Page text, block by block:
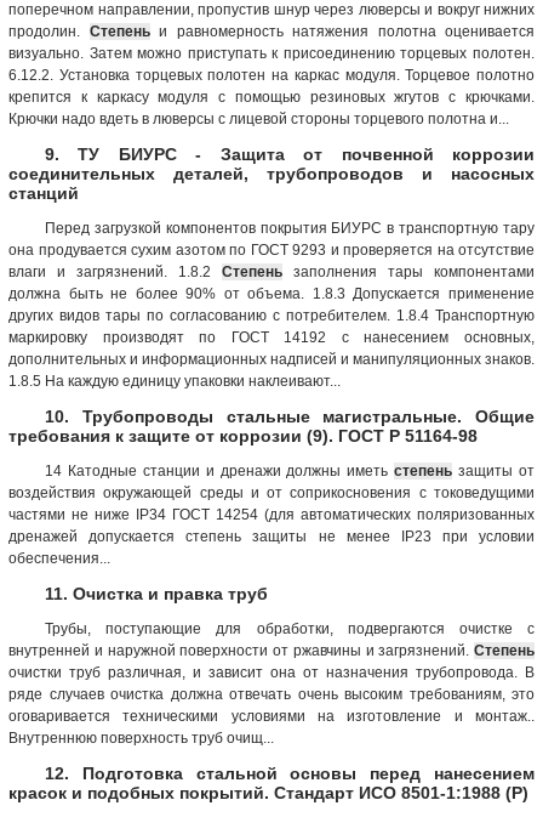
поперечном направлении, пропустив шнур через люверсы и вокруг нижних
продолин. Степеньи равномерность натяжения полотна оценивается
визуально. Затем можно приступать к присоединению торцевых полотен.
6.12.2. Установка торцевых полотен на каркас модуля. Торцевое полотно
крепится к каркасу модуля с помощью резиновых жгутов с крючками.
Крючки надо вдеть в люверсы с лицевой стороны торцевого полотна и...
9. ТУ БИУРС - Защита от почвенной коррозии
соединительных деталей, трубопроводов и насосных
станций
Перед загрузкой компонентов покрытия БИУРС в транспортную тару
она продувается сухим азотом по ГОСТ 9293 и проверяется на отсутствие
влаги и загрязнений. 1.8.2 Степень заполнения тары компонентами
должна быть не более 90% от объема. 1.8.3 Допускается применение
других видов тары по согласованию с потребителем. 1.8.4 Транспортную
маркировку производят по ГОСТ 14192 с нанесением основных,
дополнительных и информационных надписей и манипуляционных знаков.
1.8.5 На каждую единицу упаковки наклеивают...
10. Трубопроводы стальные магистральные. Общие
требования к защите от коррозии (9). ГОСТ Р 51164-98
14 Катодные станции и дренажи должны иметьстепень защиты от
воздействия окружающей среды и от соприкосновения с токоведущими
частями не ниже IР34 ГОСТ 14254 (для автоматических поляризованных
дренажей допускается степень защиты не менее IР23 при условии
обеспечения...
11. Очистка и правка труб
Трубы, поступающие для обработки, подвергаются очистке с
внутренней и наружной поверхности от ржавчины и загрязнений. Степень
очистки труб различная, и зависит она от назначения трубопровода. В
ряде случаев очистка должна отвечать очень высоким требованиям, это
оговаривается техническими условиями на изготовление и монтаж..
Внутреннюю поверхность труб очищ...
12. Подготовка стальной основы перед нанесением
красок и подобных покрытий. Стандарт ИСО 8501-1:1988 (Р)